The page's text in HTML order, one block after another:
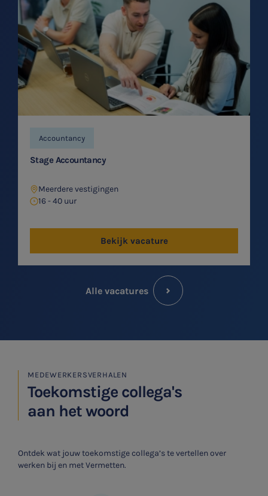
Accountancy
Stage Accountancy
Meerdere vestigingen
16 - 40 uur
Bekijk vacature
Alle vacatures
MEDEWERKERSVERHALEN
Toekomstige collega's
aan het woord
Ontdek wat jouw toekomstige collega’s te vertellen over
werken bij en met Vermetten.